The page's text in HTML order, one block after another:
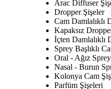
Arac Diffuser
Dropper Şişeler
Cam Damlalıklı
Kapaksız
İçten Damlalıklı
Sprey Başlıklı
Oral - Ağız
Nasal - Burun
Kolonya Cam
Parfüm Şişeleri